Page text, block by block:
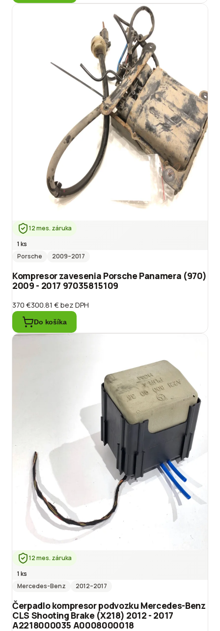
12 mes. záruka
1 ks
Porsche
2009–2017
Kompresor zavesenia Porsche Panamera (970)
2009 - 2017 97035815109
370 €300.81 €bez DPH
Do košíka
12 mes. záruka
1 ks
Mercedes-Benz
2012–2017
Čerpadlo kompresor podvozku Mercedes-Benz
CLS Shooting Brake (X218) 2012 - 2017
A2218000035 A0008000018